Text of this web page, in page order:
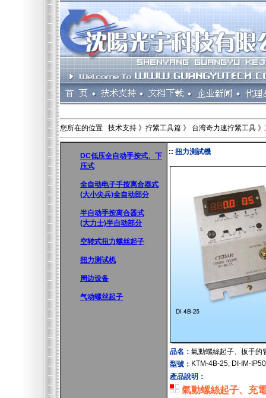
您所在的位置 技术支持 》拧紧工具篇 》 台湾奇力速拧紧工具 》
DC低压全自动手按式、下
压式
全自动电子手按离合器式
(大小尖兵)全自动部分
半自动手按离合器式
(大力士)半自动部分
空转式扭力螺丝起子
扭力测试机
周边设备
气动螺丝起子
:: 扭力測試機
品名： 氣動螺絲起子、扳手的
型號： KTM-4B-25, DI-IM-
產品說明：
氣動螺絲起子、充